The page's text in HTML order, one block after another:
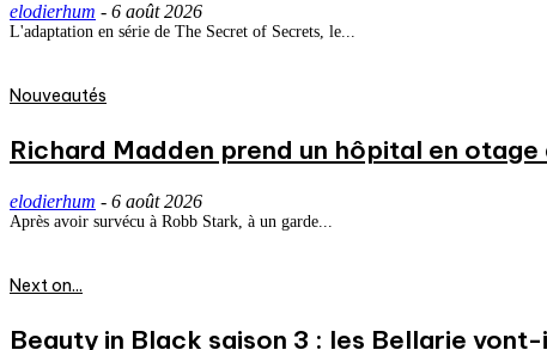
elodierhum - 6 août 2026
L'adaptation en série de The Secret of Secrets, le...
Nouveautés
Richard Madden prend un hôpital en
elodierhum - 6 août 2026
Après avoir survécu à Robb Stark, à un garde...
Next on...
Beauty in Black saison 3 : les Bellarie